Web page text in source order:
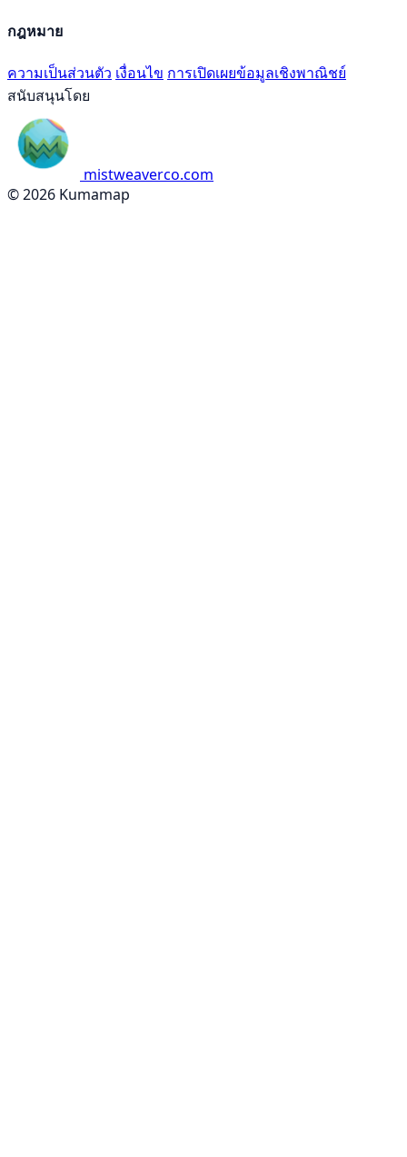
กฎหมาย
ความเป็นส่วนตัว เงื่อนไข การเปิดเผยข้อมูลเชิงพาณิชย์
สนับสนุนโดย
mistweaverco.com
© 2026 Kumamap